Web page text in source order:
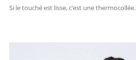
Si le touché est lisse, c’est une thermocollée.